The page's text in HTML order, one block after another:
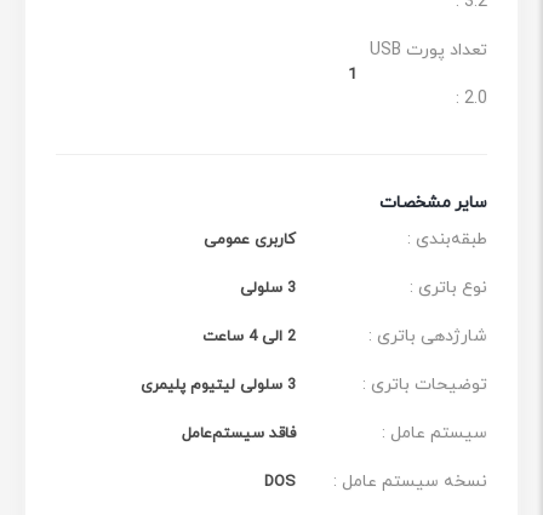
تعداد پورت USB
2.0 :
1
سایر مشخصات
طبقه‌بندی :
کاربری عمومی
نوع باتری : 3 سلولی
شارژدهی باتری : 2 الی 4 ساعت
توضیحات باتری : 3 سلولی لیتیوم پلیمری
سیستم عامل : فاقد سیستم‌عامل
نسخه سیستم عامل : DOS